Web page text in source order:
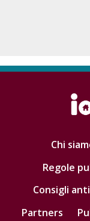
Chi
Regole
Consigli
Partners